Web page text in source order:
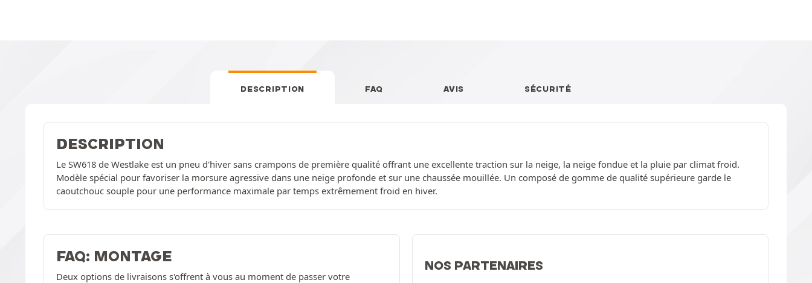
DESCRIPTION FAQ AVIS SÉCURITÉ
DESCRIPTION
Le SW618 de Westlake est un pneu d'hiver sans crampons de première qualité offrant une excellente traction sur la neige, la neige fondue et la pluie par climat froid.
Modèle spécial pour favoriser la morsure agressive dans une neige profonde et sur une chaussée mouillée. Un composé de gomme de qualité supérieure garde le
caoutchouc souple pour une performance maximale par temps extrêmement froid en hiver.
FAQ: MONTAGE
Deux options de livraisons s'offrent à vous au moment de passer votre
NOS PARTENAIRES